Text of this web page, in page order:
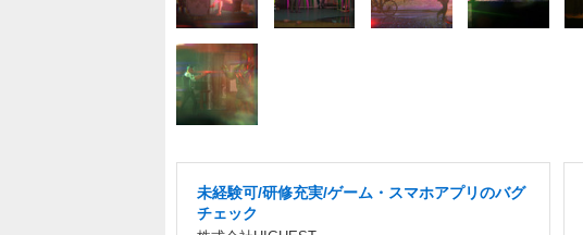
未経験可/研修充実/ゲーム・スマホアプリのバグ
チェック